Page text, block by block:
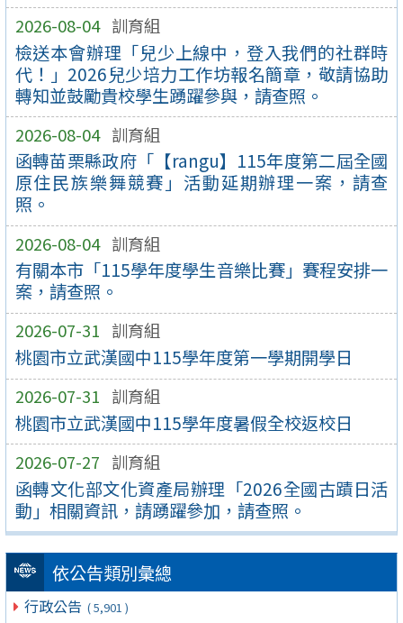
2026-08-04 訓育組
檢送本會辦理「兒少上線中，登入我們的社群時
代！」2026兒少培力工作坊報名簡章，敬請協助
轉知並鼓勵貴校學生踴躍參與，請查照。
2026-08-04 訓育組
函轉苗栗縣政府「【rangu】115年度第二屆全國
原住民族樂舞競賽」活動延期辦理一案，請查
照。
2026-08-04 訓育組
有關本市「115學年度學生音樂比賽」賽程安排一
案，請查照。
2026-07-31 訓育組
桃園市立武漢國中115學年度第一學期開學日
2026-07-31 訓育組
桃園市立武漢國中115學年度暑假全校返校日
2026-07-27 訓育組
函轉文化部文化資產局辦理「2026全國古蹟日活
動」相關資訊，請踴躍參加，請查照。
依公告類別彙總
行政公告 ( 5,901 )